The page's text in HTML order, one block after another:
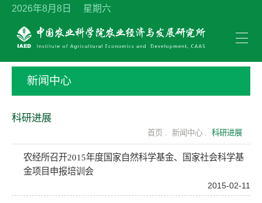
2026年8月8日 星期六
新闻中心
科研进展
首页 . 新闻中心 . 科研进展
农经所召开2015年度国家自然科学基金、国家社会科学基
金项目申报培训会
2015-02-11